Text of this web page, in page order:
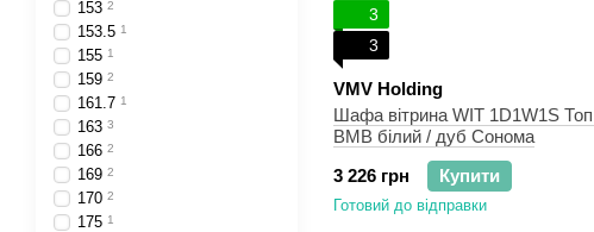
3
3
VMV Holding
Шафа вітрина WIT 1D1W1S
ВМВ білий / дуб Сонома
3 226 грн
Купити
Готовий до відправки
153 2
153.5 1
155 1
159 2
161.7 1
163 3
166 2
169 2
170 2
175 1